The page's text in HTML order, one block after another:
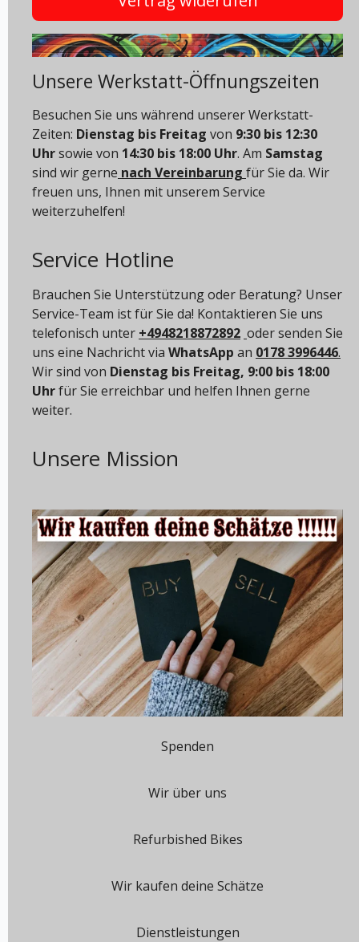
Unsere Werkstatt-Öffnungszeiten
Besuchen Sie uns während unserer Werkstatt-
Zeiten: Dienstag bis Freitag von 9:30 bis 12:30
Uhrsowie von 14:30 bis 18:00 Uhr. Am Samstag
sind wir gerne nach Vereinbarung für Sie da. Wir
freuen uns, Ihnen mit unserem Service
weiterzuhelfen!
Service Hotline
Brauchen Sie Unterstützung oder Beratung? Unser
Service-Team ist für Sie da! Kontaktieren Sie uns
telefonisch unter +4948218872892 oder senden Sie
uns eine Nachricht via WhatsApp an 0178 3996446.
Wir sind von Dienstag bis Freitag, 9:00 bis 18:00
Uhrfür Sie erreichbar und helfen Ihnen gerne
weiter.
Unsere Mission
Spenden
Wir über uns
Refurbished Bikes
Wir kaufen deine Schätze
Dienstleistungen